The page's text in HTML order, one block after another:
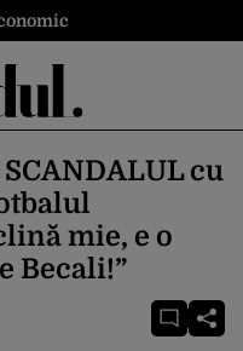
cu
mie, e o
Becali!”